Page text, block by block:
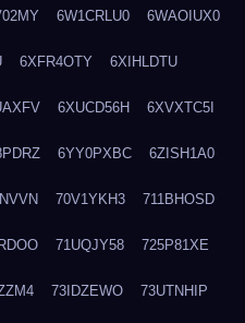
6W1CRLU0 6WAOIUX0
6XFR4OTY 6XIHLDTU
6XUCD56H 6XVXTC5I
6YY0PXBC 6ZISH1A0
70V1YKH3 711BHOSD
71UQJY58 725P81XE
73IDZEWO 73UTNHIP